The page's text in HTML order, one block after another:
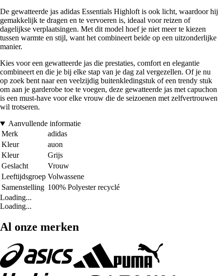
De gewatteerde jas adidas Essentials Highloft is ook licht, waardoor hij
gemakkelijk te dragen en te vervoeren is, ideaal voor reizen of
dagelijkse verplaatsingen. Met dit model hoef je niet meer te kiezen
tussen warmte en stijl, want het combineert beide op een uitzonderlijke
manier.
Kies voor een gewatteerde jas die prestaties, comfort en elegantie
combineert en die je bij elke stap van je dag zal vergezellen. Of je nu
op zoek bent naar een veelzijdig buitenkledingstuk of een trendy stuk
om aan je garderobe toe te voegen, deze gewatteerde jas met capuchon
is een must-have voor elke vrouw die de seizoenen met zelfvertrouwen
wil trotseren.
Aanvullende informatie
Merk
adidas
Kleur
auon
Kleur
Grijs
Geslacht
Vrouw
Leeftijdsgroep Volwassene
Samenstelling 100% Polyester recyclé
Loading...
Loading...
Al onze merken